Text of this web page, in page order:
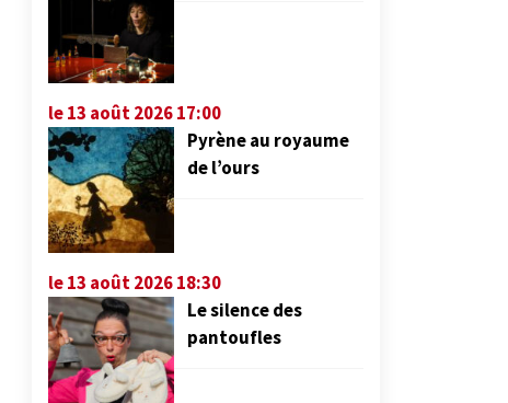
le 13 août 2026 17:00
Pyrène au royaume
de l’ours
le 13 août 2026 18:30
Le silence des
pantoufles